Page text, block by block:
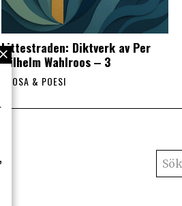
Littestraden: Diktverk av Per
Wilhelm Wahlroos ‒ 3
PROSA & POESI